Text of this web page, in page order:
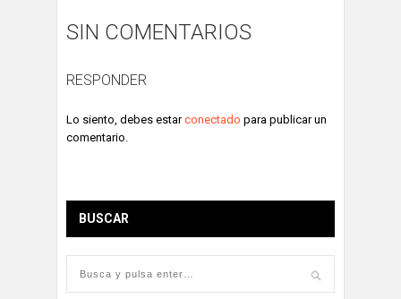
SIN COMENTARIOS
RESPONDER
Lo siento, debes estarconectado para publicar un
comentario.
BUSCAR